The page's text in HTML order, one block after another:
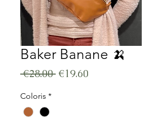
Baker Banane 🍌
€28.00 Regular Price
€19.60
Coloris *